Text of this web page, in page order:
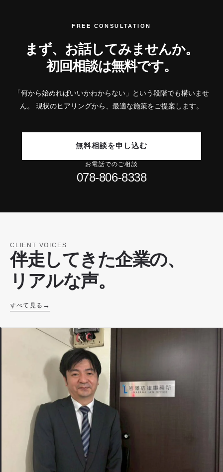
FREE CONSULTATION
まず、お話してみませんか。
初回相談は無料です。
「何から始めればいいかわからない」という段階でも構いませ
ん。
現状のヒアリングから、最適な施策をご提案します。
無料相談を申し込む
お電話でのご相談
078-806-8338
CLIENT VOICES
伴走してきた企業の、
リアルな声。
すべて見る